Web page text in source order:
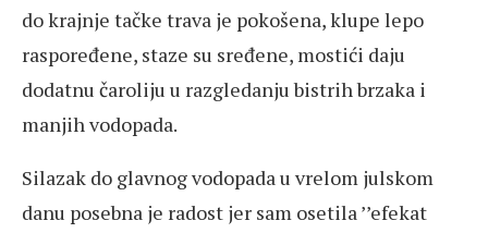
do krajnje tačke trava je pokošena, klupe lepo
raspoređene, staze su sređene, mostići daju
dodatnu čaroliju u razgledanju bistrih brzaka i
manjih vodopada.
Silazak do glavnog vodopada u vrelom julskom
danu posebna je radost jer sam osetila ’’efekat